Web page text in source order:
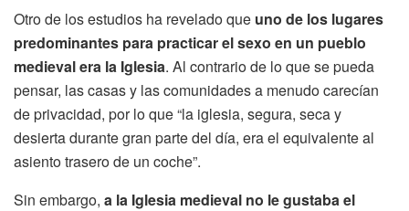
Otro de los estudios ha revelado que uno de los lugares
predominantes para practicar el sexo en un pueblo
medieval era la Iglesia. Al contrario de lo que se pueda
pensar, las casas y las comunidades a menudo carecían
de privacidad, por lo que “la iglesia, segura, seca y
desierta durante gran parte del día, era el equivalente al
asiento trasero de un coche”.
Sin embargo, a la Iglesia medieval no le gustaba el